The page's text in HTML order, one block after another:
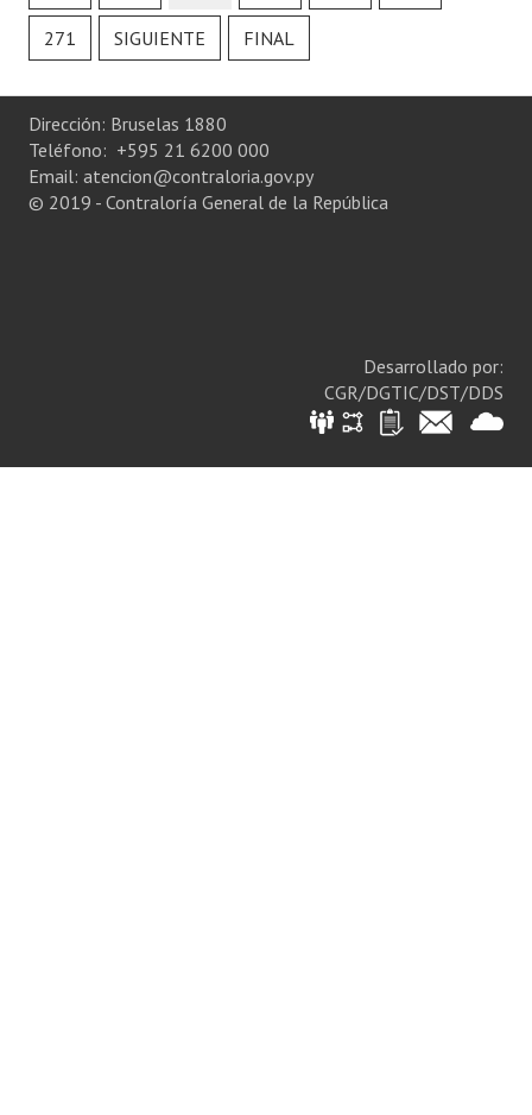
271 SIGUIENTE FINAL
Dirección: Bruselas 1880
Teléfono: +595 21 6200 000
Email: atencion@contraloria.gov.py
© 2019 - Contraloría General de la República
Desarrollado por:
CGR/DGTIC/DST/DDS